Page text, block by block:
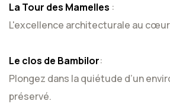
La Tour des Mamelles :
L'excellence architecturale au cœur
Le clos de Bambilor:
Plongez dans la quiétude d’un
préservé.